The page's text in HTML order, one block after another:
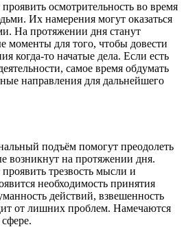
осмотрительность во время
Их намерения могут оказаться
На протяжении дня станут
моменты для того, чтобы довести
когда-то начатые дела. Если есть
самое время обдумать
направления для дальнейшего
подъём помогут преодолеть
возникнут на протяжении дня.
трезвость мысли и
необходимость принятия
действий, взвешенность
от лишних проблем. Намечаются